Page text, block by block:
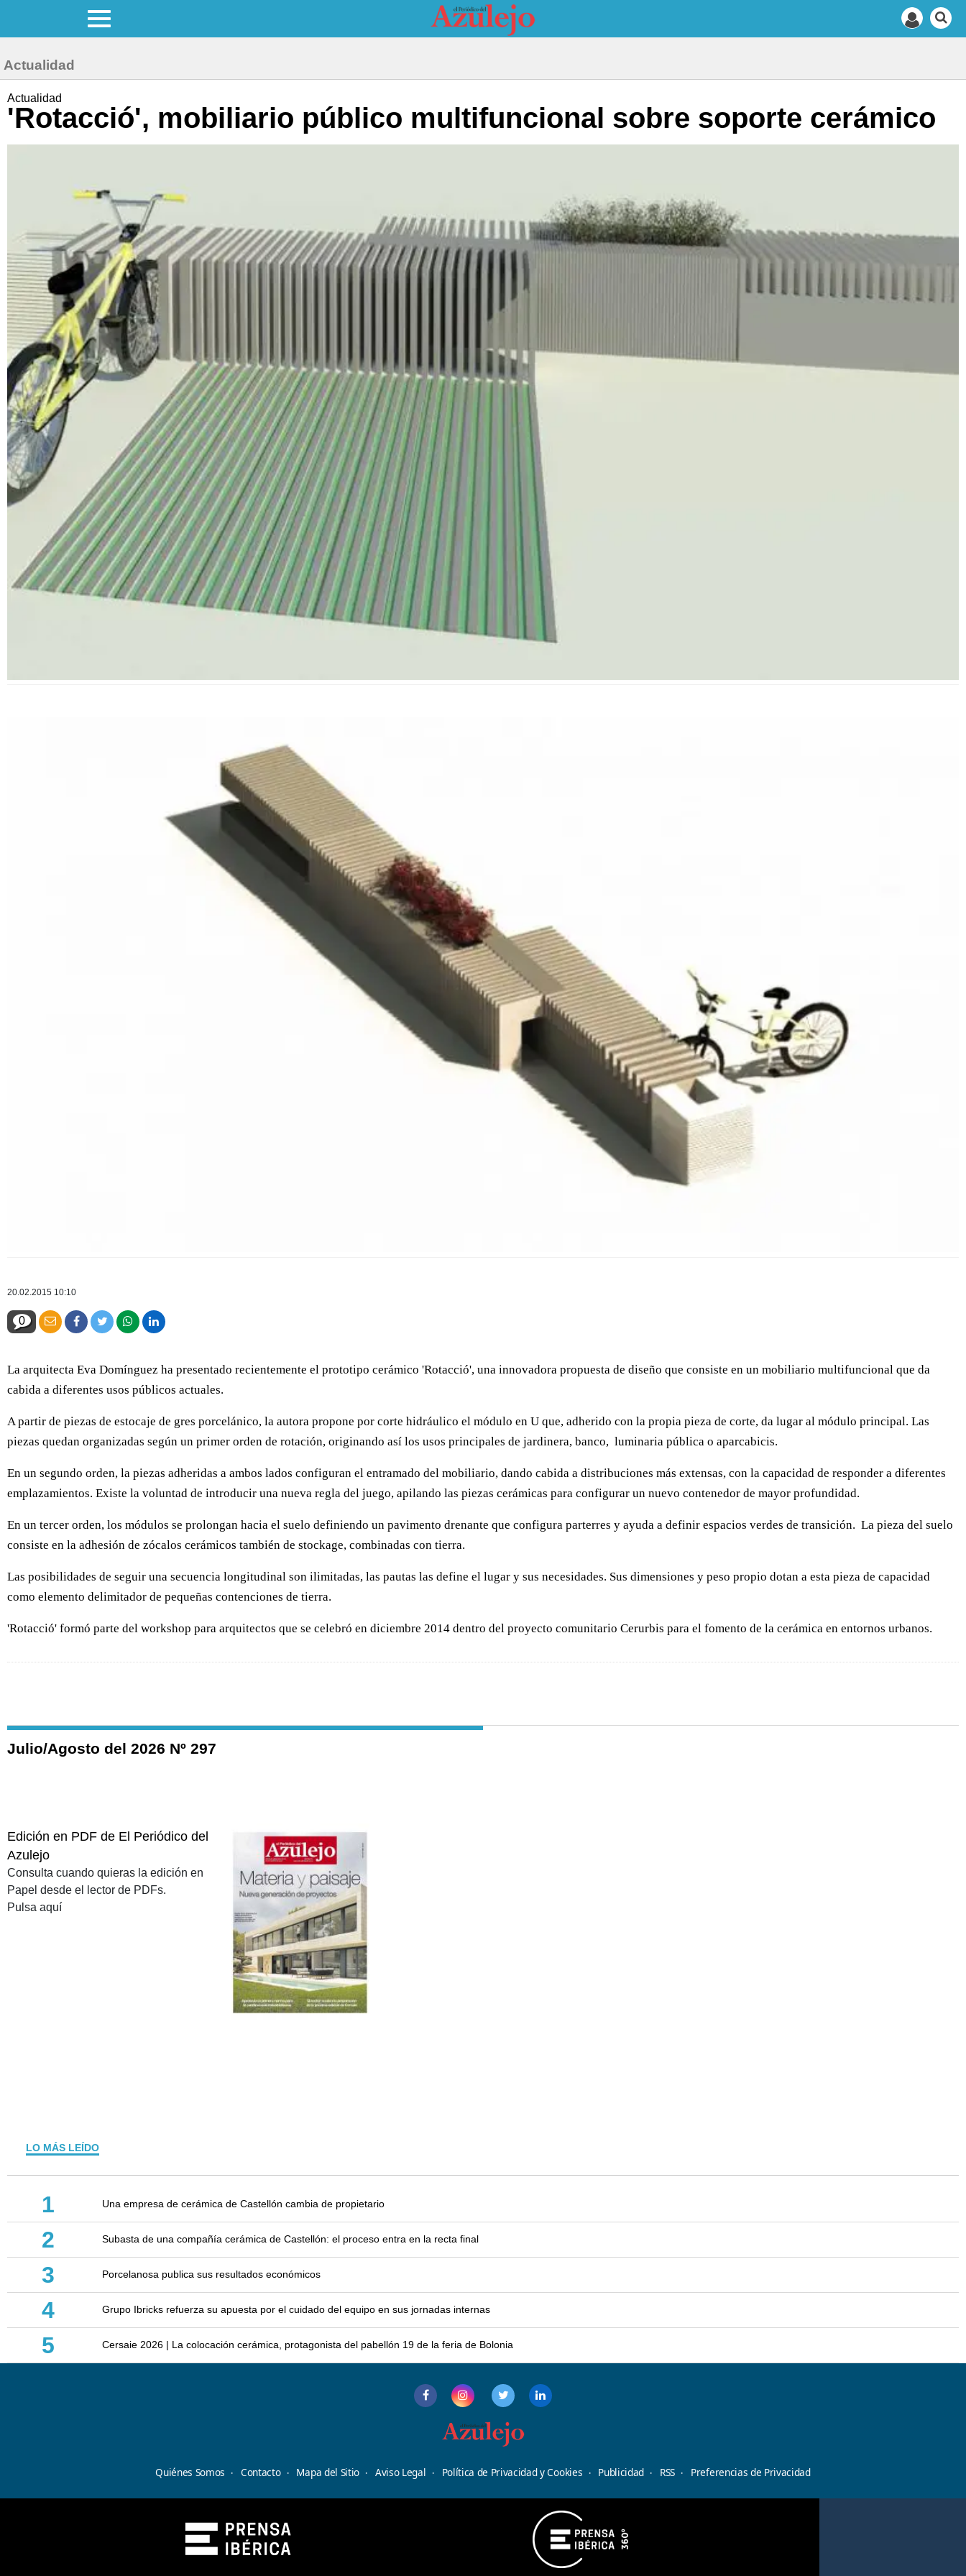
Actualidad
Actualidad
'Rotacció', mobiliario público multifuncional sobre soporte cerámico
20.02.2015 10:10
0
La arquitecta Eva Domínguez ha presentado recientemente el prototipo cerámico 'Rotacció', una innovadora propuesta de diseño que consiste en un mobiliario multifuncional que da
cabida a diferentes usos públicos actuales.
A partir de piezas de estocaje de gres porcelánico, la autora propone por corte hidráulico el módulo en U que, adherido con la propia pieza de corte, da lugar al módulo principal. Las
piezas quedan organizadas según un primer orden de rotación, originando así los usos principales de jardinera, banco, luminaria pública o aparcabicis.
En un segundo orden, la piezas adheridas a ambos lados configuran el entramado del mobiliario, dando cabida a distribuciones más extensas, con la capacidad de responder a diferentes
emplazamientos. Existe la voluntad de introducir una nueva regla del juego, apilando las piezas cerámicas para configurar un nuevo contenedor de mayor profundidad.
En un tercer orden, los módulos se prolongan hacia el suelo definiendo un pavimento drenante que configura parterres y ayuda a definir espacios verdes de transición. La pieza del suelo
consiste en la adhesión de zócalos cerámicos también de stockage, combinadas con tierra.
Las posibilidades de seguir una secuencia longitudinal son ilimitadas, las pautas las define el lugar y sus necesidades. Sus dimensiones y peso propio dotan a esta pieza de capacidad
como elemento delimitador de pequeñas contenciones de tierra.
'Rotacció' formó parte del workshop para arquitectos que se celebró en diciembre 2014 dentro del proyecto comunitario Cerurbis para el fomento de la cerámica en entornos urbanos.
Julio/Agosto del 2026 Nº 297
Edición en PDF de El Periódico del
Azulejo
Consulta cuando quieras la edición en
Papel desde el lector de PDFs.
Pulsa aquí
LO MÁS LEÍDO
1 Una empresa de cerámica de Castellón cambia de propietario
2 Subasta de una compañía cerámica de Castellón: el proceso entra en la recta final
3 Porcelanosa publica sus resultados económicos
4 Grupo Ibricks refuerza su apuesta por el cuidado del equipo en sus jornadas internas
5 Cersaie 2026 | La colocación cerámica, protagonista del pabellón 19 de la feria de Bolonia
Quiénes Somos Contacto Mapa del Sitio Aviso Legal Política de Privacidad y Cookies Publicidad RSS Preferencias de Privacidad